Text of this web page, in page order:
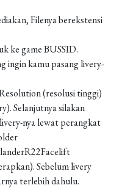
Filenya berekstensi
ke game BUSSID.
ingin kamu pasang livery-
(resolusi tinggi)
Selanjutnya silakan
nya lewat perangkat
Sebelum livery
terlebih dahulu.